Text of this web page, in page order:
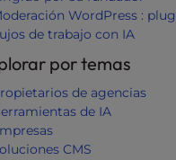
WordPress :
de trabajo con IA
por temas
de agencias
de IA
CMS